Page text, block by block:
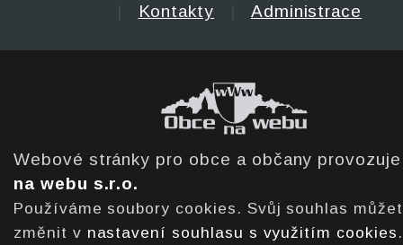
Kontakty Administrace
Webové stránky pro obce a občany
na webu s.r.o.
Používáme soubory cookies. Svůj souhlas
změnit v nastavení souhlasu s využitím cookies .